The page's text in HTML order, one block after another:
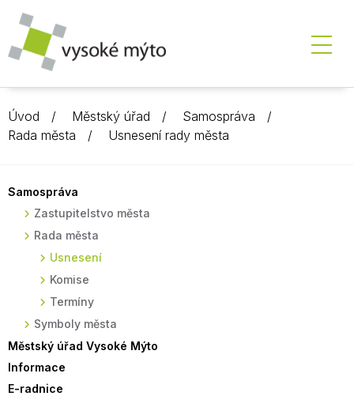
Úvod Městský úřad
Samospráva
Rada města
Usnesení rady města
Samospráva
Zastupitelstvo města
Rada města
Usnesení
Komise
Termíny
Symboly města
Městský úřad Vysoké Mýto
Informace
E-radnice